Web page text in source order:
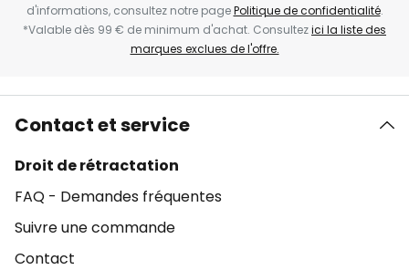
d'informations, consultez notre pagePolitique de confidentialité.
*Valable dès 99 € de minimum d'achat. Consultezici la liste des
marques exclues de l'offre.
Contact et service
Droit de rétractation
FAQ - Demandes fréquentes
Suivre une commande
Contact